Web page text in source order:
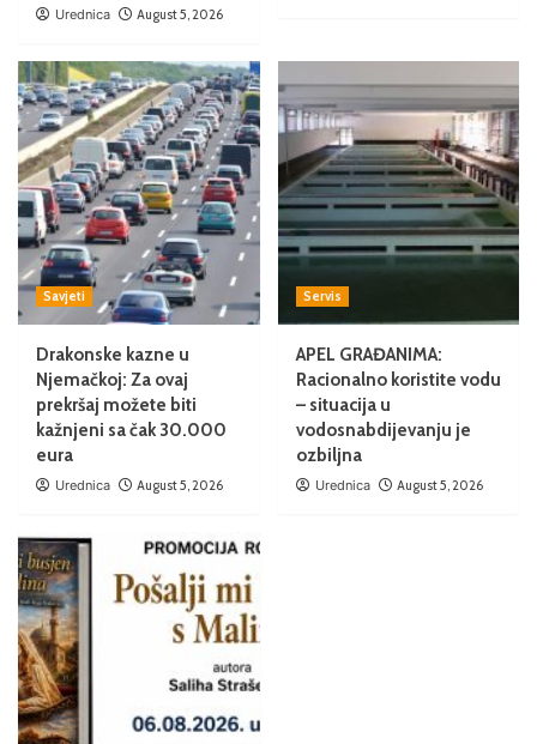
Urednica August 5, 2026
Savjeti
Drakonske kazne u
Njemačkoj: Za ovaj
prekršaj možete biti
kažnjeni sa čak 30.000
eura
Urednica August 5, 2026
Servis
APEL GRAĐANIMA:
Racionalno koristite vodu
– situacija u
vodosnabdijevanju je
ozbiljna
Urednica August 5, 2026